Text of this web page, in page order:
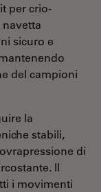
per crio-
sicuro e
del campioni
la
stabili,
di
Il
i movimenti